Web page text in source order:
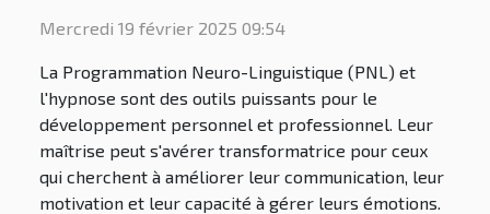
Mercredi 19 février 2025 09:54
La Programmation Neuro-Linguistique (PNL) et
l'hypnose sont des outils puissants pour le
développement personnel et professionnel. Leur
maîtrise peut s'avérer transformatrice pour ceux
qui cherchent à améliorer leur communication, leur
motivation et leur capacité à gérer leurs émotions.